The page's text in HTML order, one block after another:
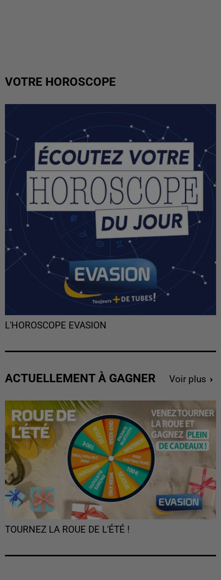
VOTRE HOROSCOPE
L'HOROSCOPE EVASION
ACTUELLEMENT À GAGNER Voir plus
TOURNEZ LA ROUE DE L'ÉTÉ !